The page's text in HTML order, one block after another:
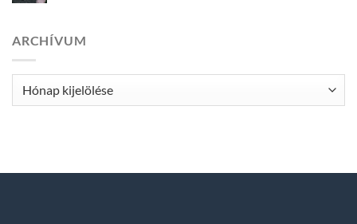
ARCHÍVUM
Archívum